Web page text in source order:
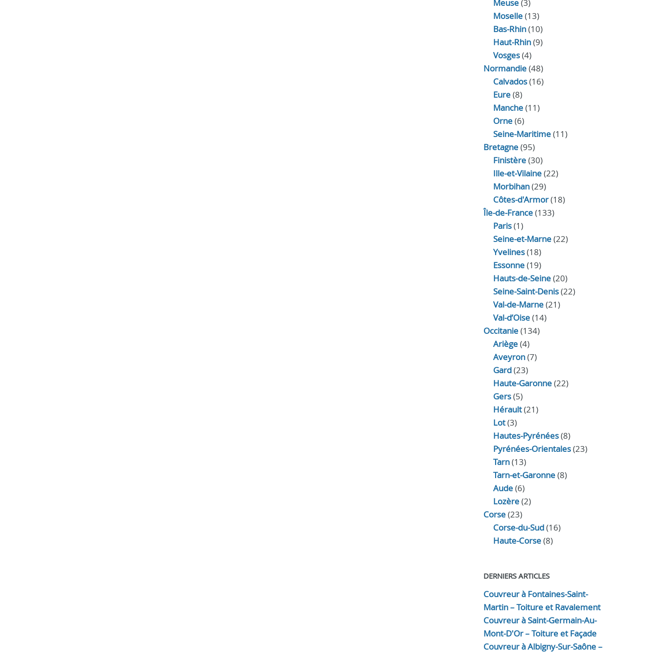
Meuse(3)
Moselle(13)
Bas-Rhin(10)
Haut-Rhin(9)
Vosges(4)
Normandie(48)
Calvados(16)
Eure(8)
Manche(11)
Orne(6)
Seine-Maritime(11)
Bretagne(95)
Finistère(30)
Ille-et-Vilaine(22)
Morbihan(29)
Côtes-d'Armor(18)
Île-de-France(133)
Paris(1)
Seine-et-Marne(22)
Yvelines(18)
Essonne(19)
Hauts-de-Seine(20)
Seine-Saint-Denis(22)
Val-de-Marne(21)
Val-d’Oise(14)
Occitanie(134)
Ariège(4)
Aveyron(7)
Gard(23)
Haute-Garonne(22)
Gers(5)
Hérault(21)
Lot(3)
Hautes-Pyrénées(8)
Pyrénées-Orientales(23)
Tarn(13)
Tarn-et-Garonne(8)
Aude(6)
Lozère(2)
Corse(23)
Corse-du-Sud(16)
Haute-Corse(8)
DERNIERS ARTICLES
Couvreur à Fontaines-Saint-
Martin – Toiture et Ravalement
Couvreur à Saint-Germain-Au-
Mont-D'Or – Toiture et Façade
Couvreur à Albigny-Sur-Saône –